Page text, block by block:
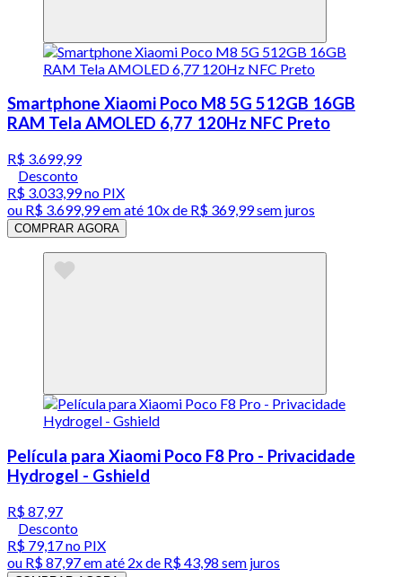
Smartphone Xiaomi Poco M8 5G 512GB 16GB
RAM Tela AMOLED 6,77 120Hz NFC Preto
R$ 3.699,99
Desconto
R$ 3.033,99no PIX
ou R$ 3.699,99em até 10x de R$ 369,99 sem juros
COMPRAR AGORA
Película para Xiaomi Poco F8 Pro - Privacidade
Hydrogel - Gshield
R$ 87,97
Desconto
R$ 79,17no PIX
ou R$ 87,97em até 2x de R$ 43,98 sem juros